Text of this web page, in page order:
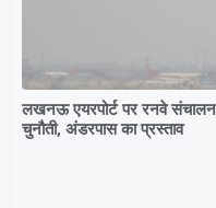
लखनऊ एयरपोर्ट पर रनवे संचालन
चुनौती, अंडरपास का प्रस्ताव